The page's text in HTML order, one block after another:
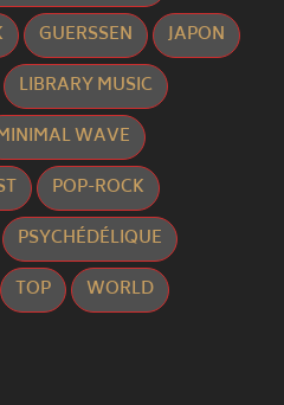
GUERSSEN
JAPON
LIBRARY MUSIC
WAVE
POP-ROCK
PSYCHÉDÉLIQUE
TOP
WORLD